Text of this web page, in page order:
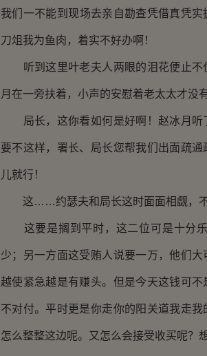
我们一不能到现场去亲自勘查凭借真凭
刀俎我为鱼肉，着实不好办啊！
听到这里叶老夫人两眼的泪花便止不
月在一旁扶着，小声的安慰着老太太才没
局长，这你看如何是好啊！赵冰月听
要不这样，署长、局长您帮我们出面疏
儿就行！
这……约瑟夫和局长这时面面相觑，不
这要是搁到平时，这二位可是十分乐
少；另一方面这受贿人说要一万，他们
越使紧急越是有赚头。但是今天这钱可
不对付。平时更是你走你的阳关道我走
怎么整整这边呢。又怎么会接受收买呢？